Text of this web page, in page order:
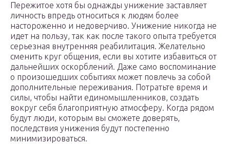
Пережитое хотя бы однажды унижение заставляет
личность впредь относиться к людям более
настороженно и недоверчиво. Унижение никогда не
идет на пользу, так как после такого опыта требуется
серьезная внутренняя реабилитация. Желательно
сменить круг общения, если вы хотите избавиться от
дальнейших оскорблений. Даже само воспоминание
о произошедших событиях может повлечь за собой
дополнительные переживания. Потратьте время и
силы, чтобы найти единомышленников, создать
вокруг себя благоприятную атмосферу. Когда рядом
будут люди, которым вы сможете доверять,
последствия унижения будут постепенно
минимизироваться.